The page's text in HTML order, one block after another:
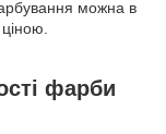
можна в
фарби